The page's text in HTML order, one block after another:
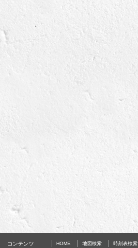
コンテンツ HOME 地図検索 時刻表検索